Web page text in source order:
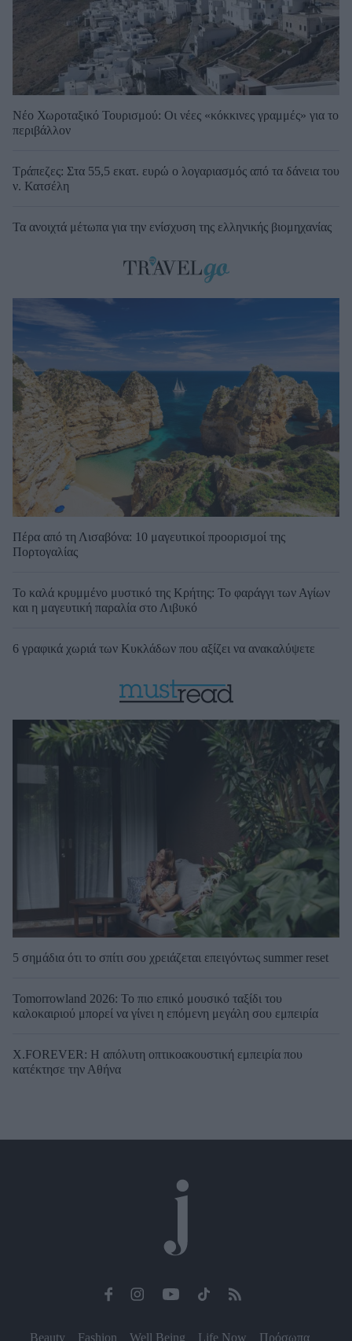
Νέο Χωροταξικό Τουρισμού: Οι νέες «κόκκινες γραμμές» για το
περιβάλλον
Τράπεζες: Στα 55,5 εκατ. ευρώ ο λογαριασμός από τα δάνεια του
ν. Κατσέλη
Τα ανοιχτά μέτωπα για την ενίσχυση της ελληνικής βιομηχανίας
Πέρα από τη Λισαβόνα: 10 μαγευτικοί προορισμοί της
Πορτογαλίας
Το καλά κρυμμένο μυστικό της Κρήτης: Το φαράγγι των Αγίων
και η μαγευτική παραλία στο Λιβυκό
6 γραφικά χωριά των Κυκλάδων που αξίζει να ανακαλύψετε
5 σημάδια ότι το σπίτι σου χρειάζεται επειγόντως summer reset
Tomorrowland 2026: Το πιο επικό μουσικό ταξίδι του
καλοκαιριού μπορεί να γίνει η επόμενη μεγάλη σου εμπειρία
X.FOREVER: Η απόλυτη οπτικοακουστική εμπειρία που
κατέκτησε την Αθήνα
Beauty Fashion Well Being Life Now Πρόσωπα